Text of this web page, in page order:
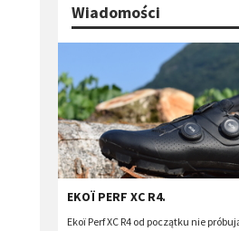
Wiadomości
EKOÏ PERF XC R4.
Ekoï Perf XC R4 od początku nie